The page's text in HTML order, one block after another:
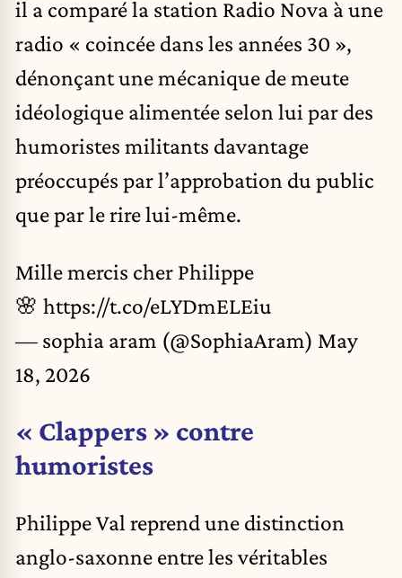
il a comparé la station Radio Nova à une
radio « coincée dans les années 30 »,
dénonçant une mécanique de meute
idéologique alimentée selon lui par des
humoristes militants davantage
préoccupés par l’approbation du public
que par le rire lui-même.
Mille mercis cher Philippe
🌸 https://t.co/eLYDmELEiu
— sophia aram (@SophiaAram) May
18, 2026
« Clappers » contre
humoristes
Philippe Val reprend une distinction
anglo-saxonne entre les véritables